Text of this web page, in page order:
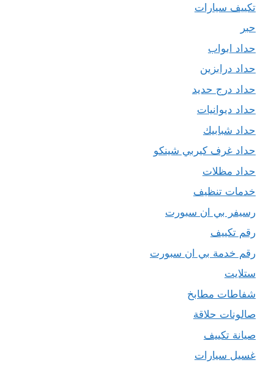
تكييف سيارات
حبر
حداد ابواب
حداد درابزين
حداد درج حديد
حداد ديوانيات
حداد شبابيك
حداد غرف كيربي شينكو
حداد مظلات
خدمات تنظيف
رسيفر بي ان سبورت
رقم تكييف
رقم خدمة بي ان سبورت
ستلايت
شفاطات مطابخ
صالونات حلاقة
صيانة تكييف
غسيل سيارات